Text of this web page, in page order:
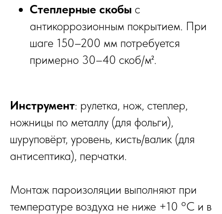
Степлерные скобы с
антикоррозионным покрытием. При
шаге 150–200 мм потребуется
примерно 30–40 скоб/м².
Инструмент: рулетка, нож, степлер,
ножницы по металлу (для фольги),
шуруповёрт, уровень, кисть/валик (для
антисептика), перчатки.
Монтаж пароизоляции выполняют при
температуре воздуха не ниже +10 °C и в